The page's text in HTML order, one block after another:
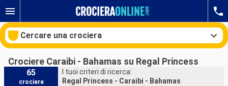
Cercare una crociera
Crociere Caraibi - Bahamas su Regal Princess
65
crociere
I tuoi criteri di ricerca:
Regal Princess - Caraibi - Bahamas